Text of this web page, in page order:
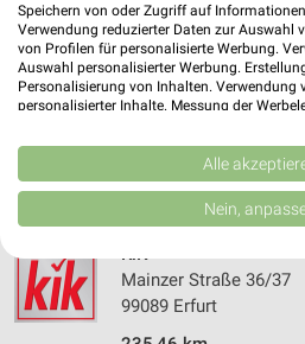
5 Geschäfte und Orte
Kik Angebote in Erfurt
234,16 km
KiK
Mainzer Straße 36/37
99089 Erfurt
Speichern von oder Zugriff auf
Verwendung reduzierter Daten zur Auswahl
von Profilen für personalisierte Werbung.
Auswahl personalisierter Werbung.
Personalisierung von Inhalten. Verwendung
personalisierter Inhalte. Messung der
Kombinationen von Daten aus
Verbesserung der Angebote. Verwendung
von Inhalten.
Daten können außerhalb der Europäischen
Website/App.
Partnerliste anzeigen (1 IAB-Anbieter)
Wir nutzen Ihre Daten für folgende Zwecke:
Alle
Nein,